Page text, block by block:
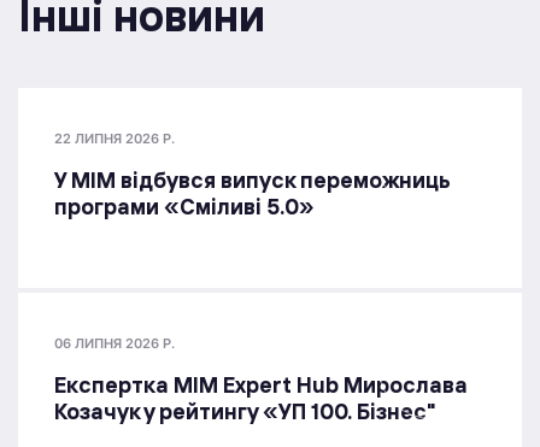
Інші новини
22 ЛИПНЯ 2026 Р.
У МІМ відбувся випуск переможниць
програми «Сміливі 5.0»
06 ЛИПНЯ 2026 Р.
Експертка MIM Expert Hub Мирослава
Козачук у рейтингу «УП 100. Бізнес"